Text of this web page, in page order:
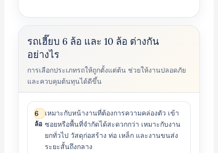
รถเฮี๊ยบ 6 ล้อ และ 10 ล้อ ต่างกัน
อย่างไร
การเลือกประเภทรถให้ถูกตั้งแต่ต้น ช่วยให้งานปลอดภัย
และควบคุมต้นทุนได้ดีขึ้น
6
ล้อ
เหมาะกับหน้างานที่ต้องการความคล่องตัว เข้า
ซอยหรือพื้นที่จำกัดได้สะดวกกว่า เหมาะกับงาน
ยกทั่วไป วัสดุก่อสร้าง ท่อ เหล็ก และงานขนส่ง
ระยะสั้นถึงกลาง